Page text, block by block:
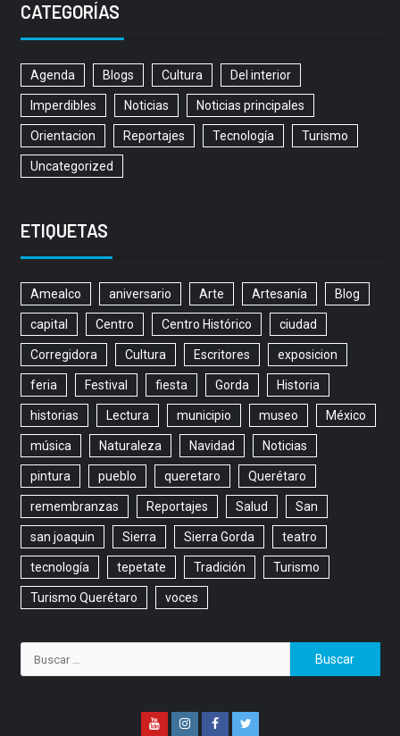
CATEGORÍAS
Agenda Blogs Cultura Del interior
Imperdibles Noticias Noticias principales
Orientacion Reportajes Tecnología Turismo
Uncategorized
ETIQUETAS
Amealco aniversario Arte Artesanía Blog
capital Centro Centro Histórico ciudad
Corregidora Cultura Escritores exposicion
feria Festival fiesta Gorda Historia
historias Lectura municipio museo México
música Naturaleza Navidad Noticias
pintura pueblo queretaro Querétaro
remembranzas Reportajes Salud San
san joaquin Sierra Sierra Gorda teatro
tecnología tepetate Tradición Turismo
Turismo Querétaro voces